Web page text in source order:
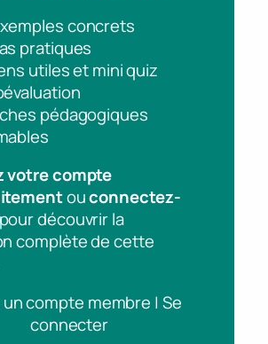
concrets
pratiques
utiles et mini quiz
pédagogiques
votre compte
ouconnectez-
découvrir la
complète de cette
compte membre | Se
connecter